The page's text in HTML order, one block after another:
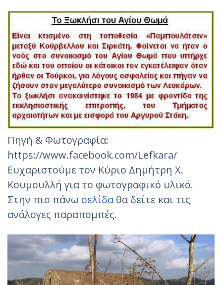
Πηγή & Φωτογραφία:
https://www.facebook.com/Lefkara/
Ευχαριστούμε τον Κύριο Δημήτρη Χ.
Κουμουλλή για το φωτογραφικό υλικό.
Στην πιο πάνω σελίδα θα δείτε και τις
ανάλογες παραπομπές.